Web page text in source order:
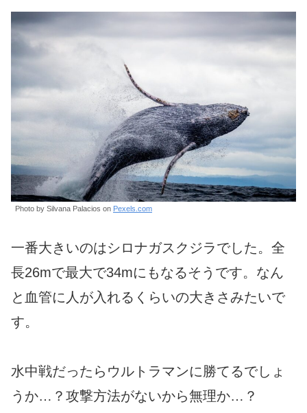
Photo by Silvana Palacios on Pexels.com
一番大きいのはシロナガスクジラでした。全
長26mで最大で34mにもなるそうです。なん
と血管に人が入れるくらいの大きさみたいで
す。
水中戦だったらウルトラマンに勝てるでしょ
うか…？攻撃方法がないから無理か…？